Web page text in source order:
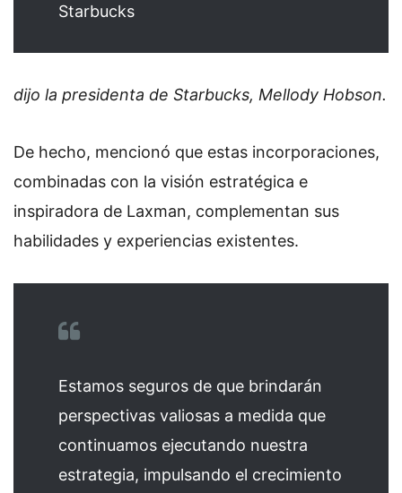
Starbucks
dijo la presidenta de Starbucks, Mellody Hobson.
De hecho, mencionó que estas incorporaciones,
combinadas con la visión estratégica e
inspiradora de Laxman, complementan sus
habilidades y experiencias existentes.
Estamos seguros de que brindarán
perspectivas valiosas a medida que
continuamos ejecutando nuestra
estrategia, impulsando el crecimiento